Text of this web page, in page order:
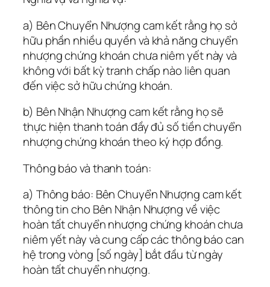
a) Bên Chuyển Nhượng cam kết rằng họ sở
hữu phần nhiều quyền và khả năng chuyển
nhượng chứng khoán chưa niêm yết này và
không với bất kỳ tranh chấp nào liên quan
đến việc sở hữu chứng khoán.
b) Bên Nhận Nhượng cam kết rằng họ sẽ
thực hiện thanh toán đầy đủ số tiền chuyển
nhượng chứng khoán theo ký hợp đồng.
Thông báo và thanh toán:
a) Thông báo: Bên Chuyển Nhượng cam kết
thông tin cho Bên Nhận Nhượng về việc
hoàn tất chuyển nhượng chứng khoán chưa
niêm yết này và cung cấp các thông báo can
hệ trong vòng [số ngày] bắt đầu từ ngày
hoàn tất chuyển nhượng.